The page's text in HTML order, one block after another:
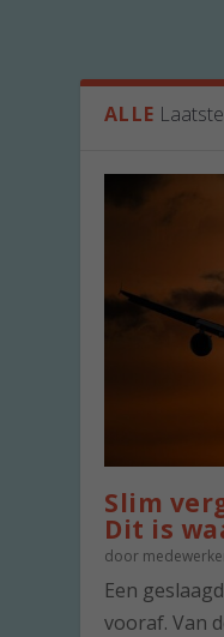
ALLE Laatste
Slim
Dit is
door
Een
vooraf. Van